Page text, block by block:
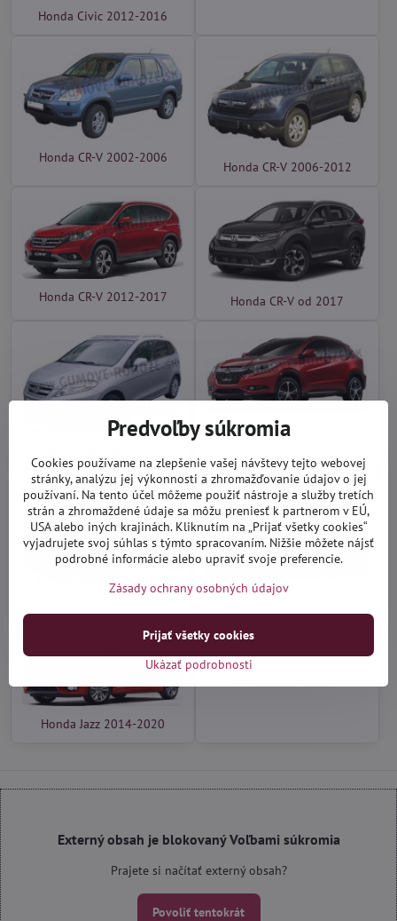
Honda Civic 2012-2016
Honda CR-V 2002-2006
Honda CR-V 2006-2012
Honda CR-V 2012-2017 Honda CR-V od 2017
Honda HRV od 2015
Honda Jazz 2008-2014
Honda Jazz 2014-2020
Externý obsah je blokovaný Voľbami súkromia
Prajete si načítať externý obsah?
Povoliť tentokrát
Predvoľby súkromia
Cookies používame na zlepšenie vašej návštevy tejto webovej
stránky, analýzu jej výkonnosti a zhromažďovanie údajov o jej
používaní. Na tento účel môžeme použiť nástroje a služby tretích
strán a zhromaždené údaje sa môžu preniesť k partnerom v EÚ,
USA alebo iných krajinách. Kliknutím na „Prijať všetky cookies“
vyjadrujete svoj súhlas s týmto spracovaním. Nižšie môžete nájsť
podrobné informácie alebo upraviť svoje preferencie.
Zásady ochrany osobných údajov
Ukázať podrobnosti
Prijať všetky cookies